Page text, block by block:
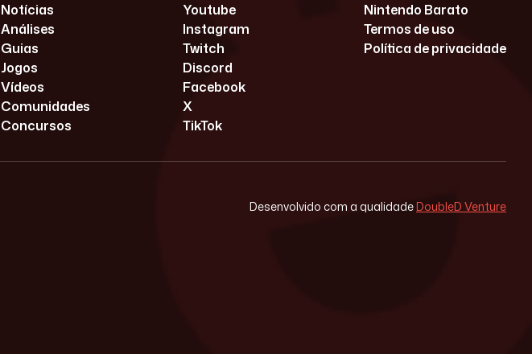
Notícias
Análises
Guias
Jogos
Vídeos
Comunidades
Concursos
Youtube
Instagram
Twitch
Discord
Facebook
X
TikTok
Nintendo Barato
Termos de uso
Política de privacidade
Desenvolvido com a qualidadeDoubleD Venture